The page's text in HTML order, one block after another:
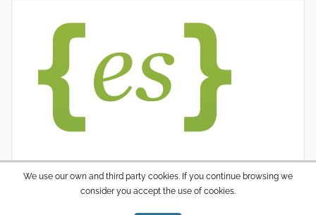
We use our own and third party cookies. If you continue browsing we
consider you accept the use of cookies.